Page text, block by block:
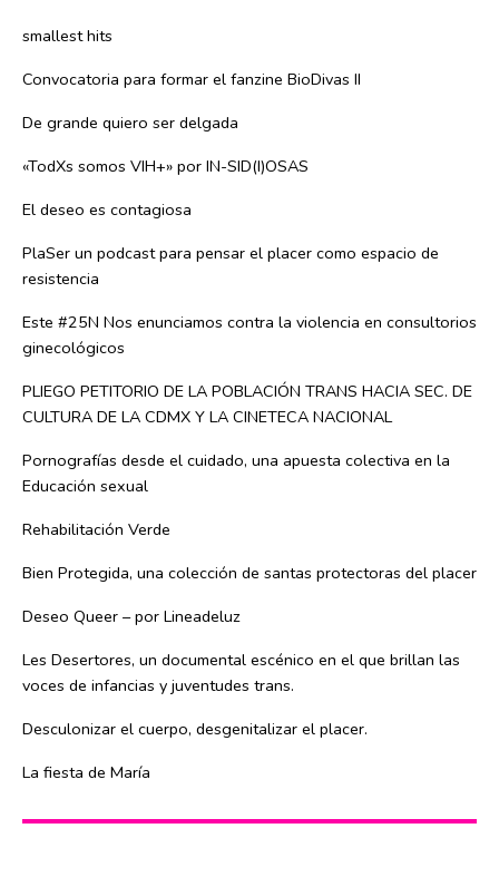
smallest hits
Convocatoria para formar el fanzine BioDivas II
De grande quiero ser delgada
«TodXs somos VIH+» por IN-SID(I)OSAS
El deseo es contagiosa
PlaSer un podcast para pensar el placer como espacio de
resistencia
Este #25N Nos enunciamos contra la violencia en consultorios
ginecológicos
PLIEGO PETITORIO DE LA POBLACIÓN TRANS HACIA SEC. DE
CULTURA DE LA CDMX Y LA CINETECA NACIONAL
Pornografías desde el cuidado, una apuesta colectiva en la
Educación sexual
Rehabilitación Verde
Bien Protegida, una colección de santas protectoras del placer
Deseo Queer – por Lineadeluz
Les Desertores, un documental escénico en el que brillan las
voces de infancias y juventudes trans.
Desculonizar el cuerpo, desgenitalizar el placer.
La fiesta de María